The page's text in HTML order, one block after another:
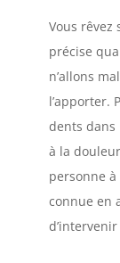
Vous rêvez
précise
n’allons
l’apporter.
dents
à la
personne
connue en